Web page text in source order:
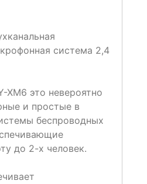
cистема 2,4
XM6 это невероятно
и простые в
беспроводных
до 2-х человек.